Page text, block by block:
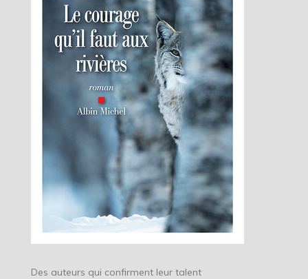
Des auteurs qui confirment leur talent